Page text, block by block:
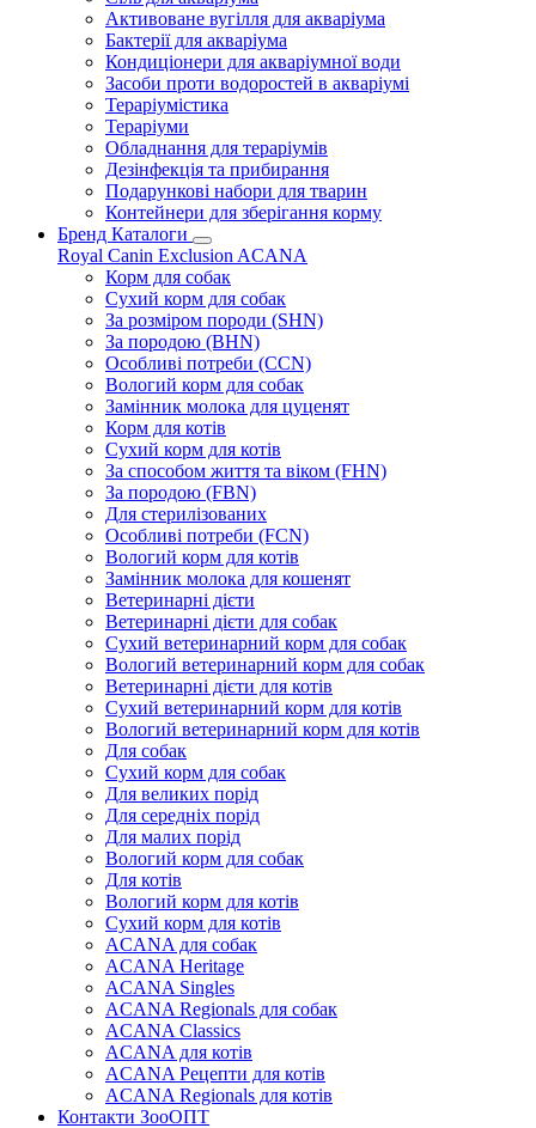
Активоване вугілля для акваріума
Бактерії для акваріума
Кондиціонери для акваріумної води
Засоби проти водоростей в акваріумі
Тераріумістика
Тераріуми
Обладнання для тераріумів
Дезінфекція та прибирання
Подарункові набори для тварин
Контейнери для зберігання корму
Бренд Каталоги
Royal Canin Exclusion ACANA
Корм для собак
Сухий корм для собак
За розміром породи (SHN)
За породою (BHN)
Особливі потреби (CCN)
Вологий корм для собак
Замінник молока для цуценят
Корм для котів
Сухий корм для котів
За способом життя та віком (FHN)
За породою (FBN)
Для стерилізованих
Особливі потреби (FCN)
Вологий корм для котів
Замінник молока для кошенят
Ветеринарні дієти
Ветеринарні дієти для собак
Сухий ветеринарний корм для собак
Вологий ветеринарний корм для собак
Ветеринарні дієти для котів
Сухий ветеринарний корм для котів
Вологий ветеринарний корм для котів
Для собак
Сухий корм для собак
Для великих порід
Для середніх порід
Для малих порід
Вологий корм для собак
Для котів
Вологий корм для котів
Сухий корм для котів
ACANA для собак
ACANA Heritage
ACANA Singles
ACANA Regionals для собак
ACANA Classics
ACANA для котів
ACANA Рецепти для котів
ACANA Regionals для котів
Контакти ЗооОПТ